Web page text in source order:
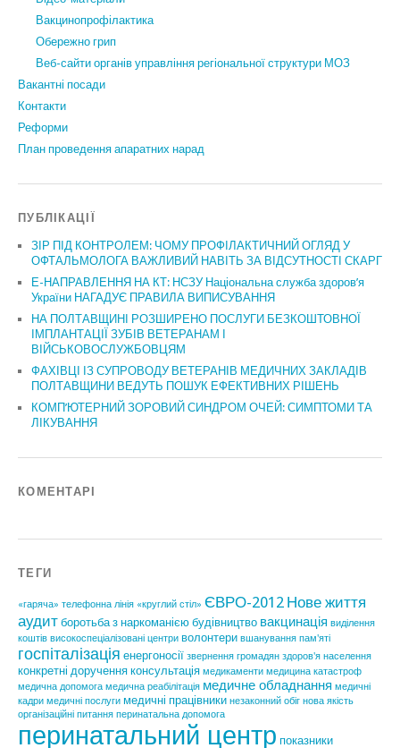
Вакцинопрофілактика
Обережно грип
Веб-сайти органів управління регіональної структури МОЗ
Вакантні посади
Контакти
Реформи
План проведення апаратних нарад
ПУБЛІКАЦІЇ
ЗІР ПІД КОНТРОЛЕМ: ЧОМУ ПРОФІЛАКТИЧНИЙ ОГЛЯД У
ОФТАЛЬМОЛОГА ВАЖЛИВИЙ НАВІТЬ ЗА ВІДСУТНОСТІ СКАРГ
Е-НАПРАВЛЕННЯ НА КТ: НСЗУ Національна служба здоров’я
України НАГАДУЄ ПРАВИЛА ВИПИСУВАННЯ
НА ПОЛТАВЩИНІ РОЗШИРЕНО ПОСЛУГИ БЕЗКОШТОВНОЇ
ІМПЛАНТАЦІЇ ЗУБІВ ВЕТЕРАНАМ І
ВІЙСЬКОВОСЛУЖБОВЦЯМ
ФАХІВЦІ ІЗ СУПРОВОДУ ВЕТЕРАНІВ МЕДИЧНИХ ЗАКЛАДІВ
ПОЛТАВЩИНИ ВЕДУТЬ ПОШУК ЕФЕКТИВНИХ РІШЕНЬ
КОМП’ЮТЕРНИЙ ЗОРОВИЙ СИНДРОМ ОЧЕЙ: СИМПТОМИ ТА
ЛІКУВАННЯ
КОМЕНТАРІ
ТЕГИ
«гаряча» телефонна лінія «круглий стіл» ЄВРО-2012 Нове життя
аудит боротьба з наркоманією будівництво вакцинація виділення
коштів високоспеціалізовані центри волонтери вшанування пам'яті
госпіталізація енергоносії звернення громадян здоров'я населення
конкретні доручення консультація медикаменти медицина катастроф
медична допомога медична реабілітація медичне обладнання медичні
кадри медичні послуги медичні працівники незаконний обіг нова якість
організаційні питання перинатальна допомога
перинатальний центр показники